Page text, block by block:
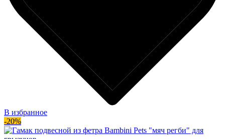
В избранное
-20%